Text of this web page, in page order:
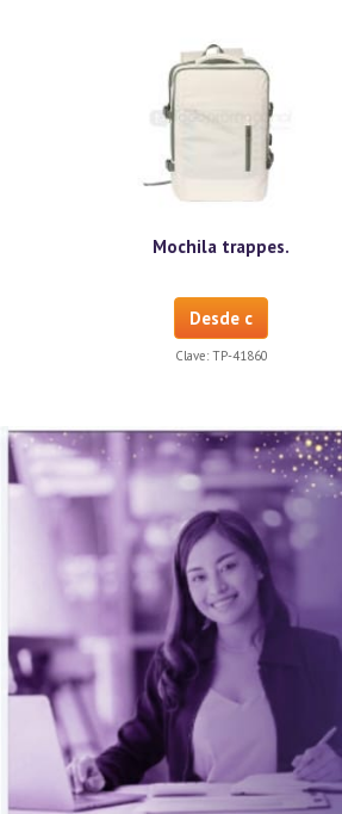
Mochila trappes.
Desde c
Clave: TP-41860